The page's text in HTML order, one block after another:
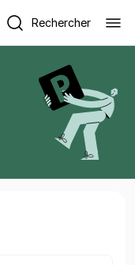
Rechercher